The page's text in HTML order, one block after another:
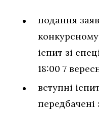
подання
конкурсному
іспит зі
18:00 7
вступні
передбачені